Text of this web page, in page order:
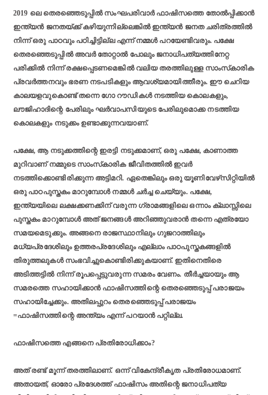
2019 ലെ തെരഞ്ഞെടുപ്പില്‍ സംഘപരിവാര്‍ ഫാഷിസത്തെ തോല്‍പ്പിക്കാന്‍
ഇന്ത്യന്‍ ജനതയ്ക്ക് കഴിയുന്നില്ലെങ്കില്‍ ഇന്ത്യന്‍ ജനത ചരിത്രത്തില്‍
നിന്ന് ഒരു പാഠവും പഠിച്ചിട്ടില്ല എന്ന് നമ്മള്‍ പറയേണ്ടിവരും. പക്ഷേ
തെരഞ്ഞെടുപ്പില്‍ അവര്‍ തോറ്റാല്‍ പോലും ജനാധിപത്യത്തിനേറ്റ
പരിക്കില്‍ നിന്ന് രക്ഷപ്പെടണമെങ്കില്‍ വലിയ തരത്തിലുള്ള സാംസ്‌കാരിക
പ്രവര്‍ത്തനവും ഭരണ നടപടികളും ആവശ്യമായിത്തീരും. ഈ ചെറിയ
കാലയളവുകൊണ്ട് തന്നെ ഗോ റൗഡികള്‍ നടത്തിയ കൊലകളും,
ലൗജിഹാദിന്റെ പേരിലും ഘര്‍വാപസിയുടെ പേരിലുമൊക്ക നടത്തിയ
കൊലകളും നടുക്കം ഉണ്ടാക്കുന്നവയാണ്.
പക്ഷേ, ആ നടുക്കത്തിന്റെ ഇരട്ടി നടുക്കമാണ്, ഒരു പക്ഷേ, കാണാത്ത
മുറിവാണ് നമ്മുടെ സാംസ്‌കാരിക ജീവിതത്തില്‍ ഇവര്‍
നടത്തിക്കൊണ്ടിരിക്കുന്ന അട്ടിമറി. ഏതെങ്കിലും ഒരു യൂണിവേഴ്‌സിറ്റിയില്‍
ഒരു പാഠപുസ്തകം മാറുമ്പോള്‍ നമ്മള്‍ ചര്‍ച്ച ചെയ്യും. പക്ഷേ,
ഇന്ത്യയിലെ ലക്ഷക്കണക്കിന് വരുന്ന ഗ്രാമങ്ങളിലെ ഒന്നാം ക്ലാസ്സിലെ
പുസ്തകം മാറുമ്പോള്‍ അത് ജനങ്ങള്‍ അറിഞ്ഞുവരാന്‍ തന്നെ എത്രയോ
സമയമെടുക്കും. അങ്ങനെ രാജസ്ഥാനിലും ഗുജറാത്തിലും
മധ്യപ്രദേശിലും ഉത്തരപ്രദേശിലും എല്ലാം പാഠപുസ്തകങ്ങളില്‍
തിരുത്തലുകള്‍ സംഭവിച്ചുകൊണ്ടിരിക്കുകയാണ്. ഇതിനെതിരെ
അടിത്തട്ടില്‍ നിന്ന് രൂപപ്പെട്ടുവരുന്ന സമരം വേണം. തീര്‍ച്ചയായും ആ
സമരത്തെ സഹായിക്കാന്‍ ഫാഷിസത്തിന്റെ തെരഞ്ഞെടുപ്പ് പരാജയം
സഹായിച്ചേക്കും. അതിലപ്പുറം തെരഞ്ഞെടുപ്പ് പരാജയം
=ഫാഷിസത്തിന്റെ അന്ത്യം എന്ന് പറയാന്‍ പറ്റില്ല.
ഫാഷിസത്തെ എങ്ങനെ പ്രതിരോധിക്കാം?
അത് രണ്ട് മൂന്ന് തരത്തിലാണ്. ഒന്ന് വികേന്ദ്രീകൃത പ്രതിരോധമാണ്.
അതായത്, ഓരോ പ്രദേശത്ത് ഫാഷിസം അതിന്റെ ജനാധിപത്യ